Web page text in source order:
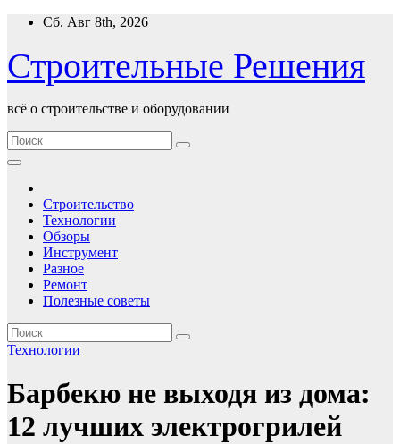
Перейти
содержимому
Сб. Авг 8th, 2026
Строительные Решения
всё о строительстве и оборудовании
Строительство
Технологии
Обзоры
Инструмент
Разное
Ремонт
Полезные советы
Технологии
Барбекю не выходя из дома:
12 лучших электрогрилей